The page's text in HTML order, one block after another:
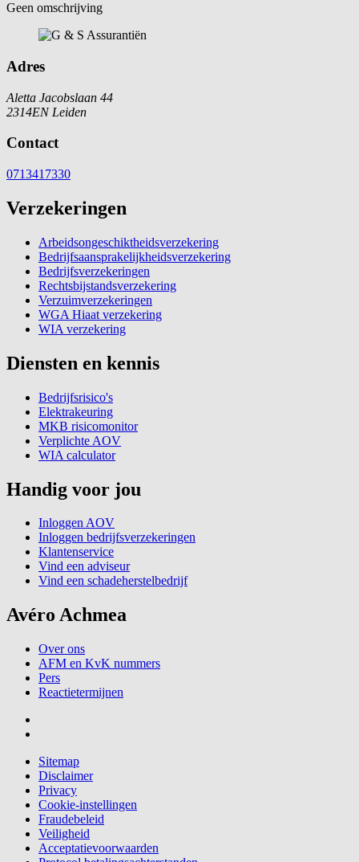
Geen omschrijving
Adres
Aletta Jacobslaan 44
2314EN Leiden
Contact
0713417330
Verzekeringen
Arbeidsongeschiktheidsverzekering
Bedrijfsaansprakelijkheidsverzekering
Bedrijfsverzekeringen
Rechtsbijstandsverzekering
Verzuimverzekeringen
WGA Hiaat verzekering
WIA verzekering
Diensten en kennis
Bedrijfsrisico's
Elektrakeuring
MKB risicomonitor
Verplichte AOV
WIA calculator
Handig voor jou
Inloggen AOV
Inloggen bedrijfsverzekeringen
Klantenservice
Vind een adviseur
Vind een schadeherstelbedrijf
Avéro Achmea
Over ons
AFM en KvK nummers
Pers
Reactietermijnen
Sitemap
Disclaimer
Privacy
Cookie-instellingen
Fraudebeleid
Veiligheid
Acceptatievoorwaarden